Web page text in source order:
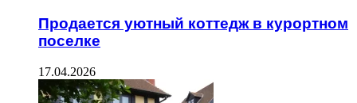
Продается уютный коттедж в курортном
поселке
17.04.2026